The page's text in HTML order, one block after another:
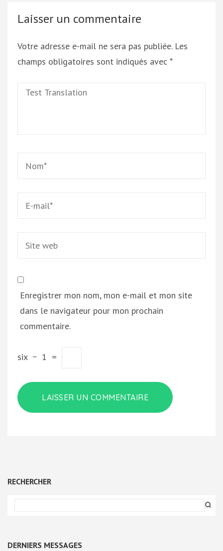
Laisser un commentaire
Votre adresse e-mail ne sera pas publiée. Les
champs obligatoires sont indiqués avec *
Test
Enregistrer mon nom, mon e-mail et mon site
dans le navigateur pour mon prochain
commentaire.
six − 1 =
RECHERCHER
DERNIERS MESSAGES